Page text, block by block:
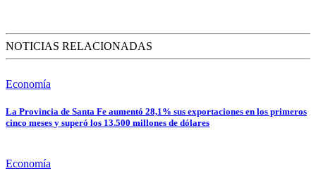
NOTICIAS RELACIONADAS
Economía
La Provincia de Santa Fe aumentó 28,1% sus exportaciones en los primeros
cinco meses y superó los 13.500 millones de dólares
Economía